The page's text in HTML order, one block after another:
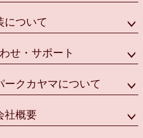
ついて
せ・サポート
クカヤマについて
概要